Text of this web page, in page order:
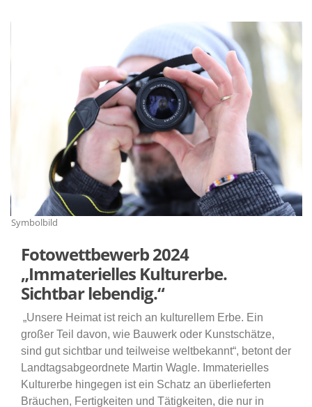
Symbolbild
Fotowettbewerb 2024
Immaterielles Kulturerbe.
Sichtbar lebendig.“
Unsere Heimat ist reich an kulturellem Erbe. Ein
großer Teil davon, wie Bauwerk oder Kunstschätze,
sind gut sichtbar und teilweise weltbekannt“, betont der
Landtagsabgeordnete Martin Wagle. Immaterielles
Kulturerbe hingegen ist ein Schatz an überlieferten
Bräuchen, Fertigkeiten und Tätigkeiten, die nur in